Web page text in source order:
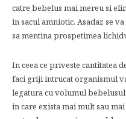
catre bebelus mai mereu si
in sacul amniotic. Asadar, se
sa mentina prospetimea
In ceea ce priveste cantitatea
faci griji intrucat organismul
legatura cu volumul
in care exista mai mult sau